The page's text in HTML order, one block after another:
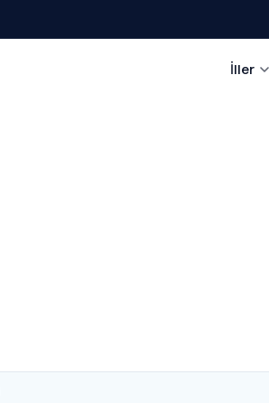
İller